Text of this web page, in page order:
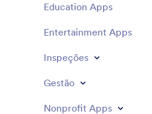
Education Apps
Entertainment Apps
Inspeções
Gestão
Nonprofit Apps